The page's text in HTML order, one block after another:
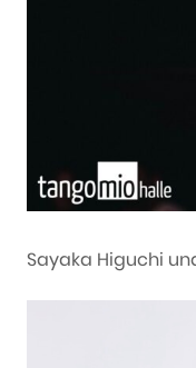
Sayaka Higuchi